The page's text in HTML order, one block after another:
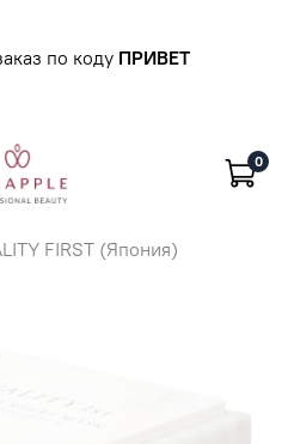
по коду ПРИВЕТ
0
FIRST (Япония)